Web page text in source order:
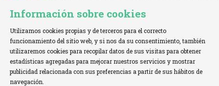
TELÉFONO:+34 621 00 65 08 | info@cofae.net
Información sobre cookies
Utilizamos cookies propias y de terceros para el correcto
funcionamiento del sitio web, y si nos da su consentimiento, también
utilizaremos cookies para recopilar datos de sus visitas para obtener
estadísticas agregadas para mejorar nuestros servicios y mostrar
publicidad relacionada con sus preferencias a partir de sus hábitos de
navegación.